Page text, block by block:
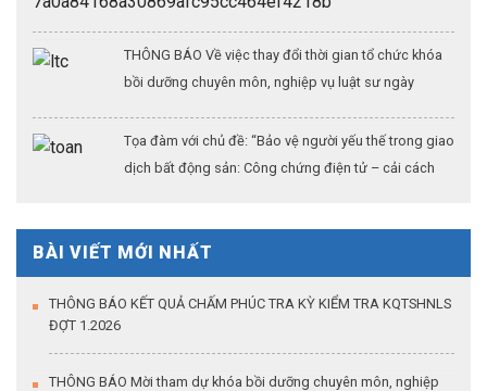
THÔNG BÁO Về việc thay đổi thời gian tổ chức khóa
bồi dưỡng chuyên môn, nghiệp vụ luật sư ngày
Tọa đàm với chủ đề: “Bảo vệ người yếu thế trong giao
dịch bất động sản: Công chứng điện tử – cải cách
BÀI VIẾT MỚI NHẤT
THÔNG BÁO KẾT QUẢ CHẤM PHÚC TRA KỲ KIỂM TRA KQTSHNLS
ĐỢT 1.2026
THÔNG BÁO Mời tham dự khóa bồi dưỡng chuyên môn, nghiệp